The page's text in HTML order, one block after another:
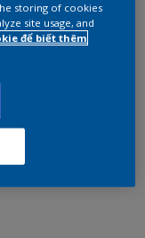
storing of cookies
site usage, and
để biết thêm